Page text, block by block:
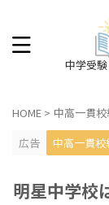
中学受
HOME > 中高一貫
広告
中高一貫校
明星中学校